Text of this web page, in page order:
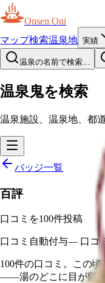
Onsen Oni
マップ検索温泉地 実績
温泉の名前で検索...
温泉鬼を検索
温泉施設、温泉地、都
バッジ一覧
百評
口コミを100件投稿
口コミ 自動付与— 口コ
100件の口コミ。この
——湯のどこに目が留ま